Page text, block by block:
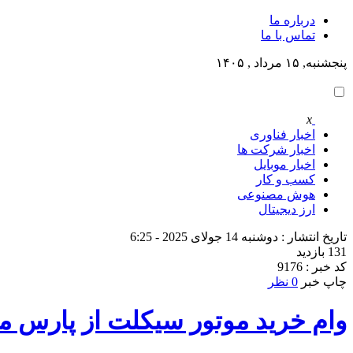
درباره ما
تماس با ما
پنجشنبه, ۱۵ مرداد , ۱۴۰۵
x
اخبار فناوری
اخبار شرکت ها
اخبار موبایل
کسب و کار
هوش مصنوعی
ارز دیجیتال
تاریخ انتشار : دوشنبه 14 جولای 2025 - 6:25
131 بازدید
کد خبر : 9176
چاپ خبر 0 نظر
وام خرید موتور سیکلت از پارس